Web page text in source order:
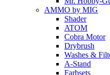
AMMO by MIG
Shader
ATOM
Cobra Motor
Drybrush
Washes &
A-Stand
Farbsets